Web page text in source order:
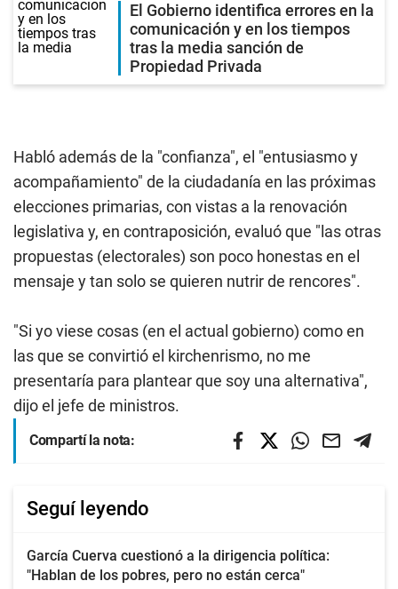
El Gobierno identifica errores en la
comunicación y en los tiempos
tras la media sanción de
Propiedad Privada
Habló además de la "confianza", el "entusiasmo y
acompañamiento" de la ciudadanía en las próximas
elecciones primarias, con vistas a la renovación
legislativa y, en contraposición, evaluó que "las otras
propuestas (electorales) son poco honestas en el
mensaje y tan solo se quieren nutrir de rencores".
"Si yo viese cosas (en el actual gobierno) como en
las que se convirtió el kirchenrismo, no me
presentaría para plantear que soy una alternativa",
dijo el jefe de ministros.
Compartí la nota:
Seguí leyendo
García Cuerva cuestionó a la dirigencia política:
"Hablan de los pobres, pero no están cerca"